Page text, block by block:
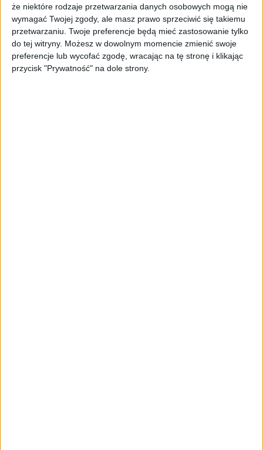
że niektóre rodzaje przetwarzania danych osobowych mogą nie
wymagać Twojej zgody, ale masz prawo sprzeciwić się takiemu
przetwarzaniu. Twoje preferencje będą mieć zastosowanie tylko
do tej witryny. Możesz w dowolnym momencie zmienić swoje
preferencje lub wycofać zgodę, wracając na tę stronę i klikając
przycisk "Prywatność" na dole strony.